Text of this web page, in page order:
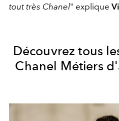
tout très Chanel" explique
Découvrez tous
Chanel Métiers